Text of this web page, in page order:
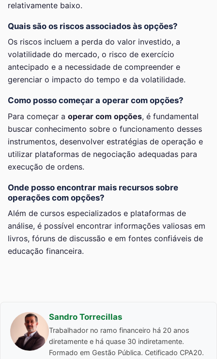
relativamente baixo.
Quais são os riscos associados às opções?
Os riscos incluem a perda do valor investido, a
volatilidade do mercado, o risco de exercício
antecipado e a necessidade de compreender e
gerenciar o impacto do tempo e da volatilidade.
Como posso começar a operar com opções?
Para começar a operar com opções, é fundamental
buscar conhecimento sobre o funcionamento desses
instrumentos, desenvolver estratégias de operação e
utilizar plataformas de negociação adequadas para
execução de ordens.
Onde posso encontrar mais recursos sobre
operações com opções?
Além de cursos especializados e plataformas de
análise, é possível encontrar informações valiosas em
livros, fóruns de discussão e em fontes confiáveis de
educação financeira.
Sandro Torrecillas
Trabalhador no ramo financeiro há 20 anos
diretamente e há quase 30 indiretamente.
Formado em Gestão Pública. Cetificado CPA20.